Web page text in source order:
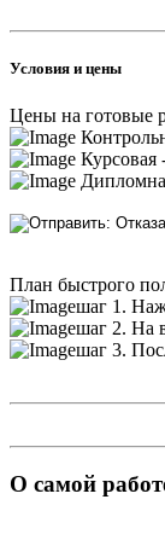
Условия и цены
Цены на
Курсовая
План быстрого
шаг 1.
шаг 2. На
шаг 3.
О самой